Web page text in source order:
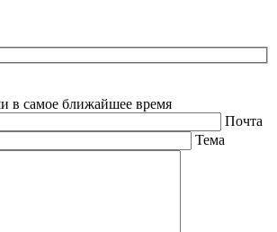
в самое ближайшее время
Почта
Тема